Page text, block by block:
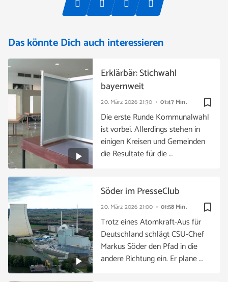
Das könnte Dich auch interessieren
bookmark_border
20. März 2026 21:30 01:47 Min.
Erklärbär: Stichwahl
bayernweit
Die erste Runde Kommunalwahl
ist vorbei. Allerdings stehen in
einigen Kreisen und Gemeinden
die Resultate für die …
bookmark_border
20. März 2026 21:00 01:58 Min.
Söder im PresseClub
Trotz eines Atomkraft-Aus für
Deutschland schlägt CSU-Chef
Markus Söder den Pfad in die
andere Richtung ein. Er plane …